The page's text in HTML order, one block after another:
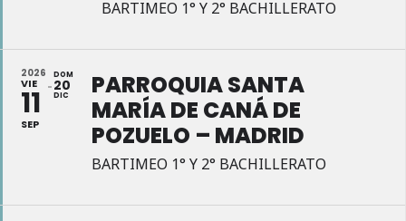
BARTIMEO 1° Y 2° BACHILLERATO
2026
VIE
11
SEP
DOM
20
DIC
PARROQUIA SANTA
MARÍA DE CANÁ DE
POZUELO – MADRID
BARTIMEO 1° Y 2° BACHILLERATO